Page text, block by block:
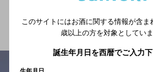
関連ページ
このサイトにはお酒に関する情報が含ま
歳以上の方を対象としていま
誕生年月日を西暦でご入力下